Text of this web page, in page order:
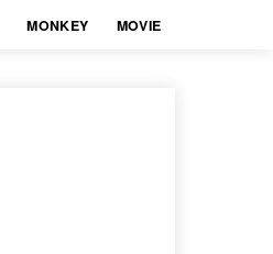
MONKEY MOVIE